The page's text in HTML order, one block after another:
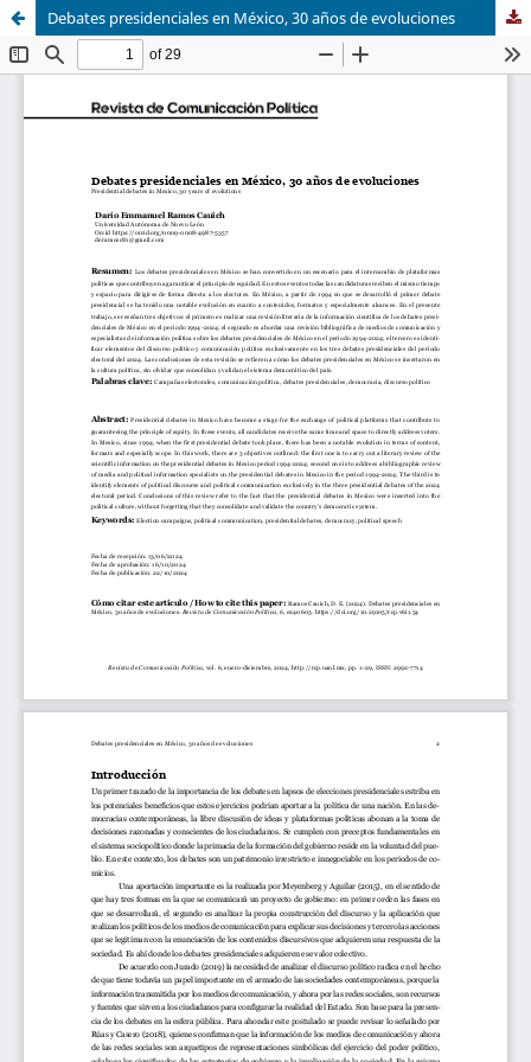
Debates presidenciales en México, 30 años de evoluciones